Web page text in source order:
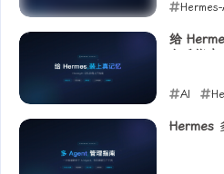
2026-
给
AI
2026-
Hermes